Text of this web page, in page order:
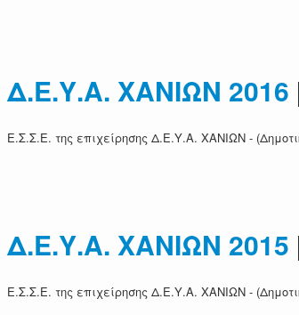
Δ.Ε.Υ.Α. ΧΑΝΙΩΝ 2016
Ε.Σ.Σ.Ε. της επιχείρησης Δ.Ε.Υ.Α. ΧΑΝΙΩΝ -
Δ.Ε.Υ.Α. ΧΑΝΙΩΝ 2015
Ε.Σ.Σ.Ε. της επιχείρησης Δ.Ε.Υ.Α. ΧΑΝΙΩΝ -